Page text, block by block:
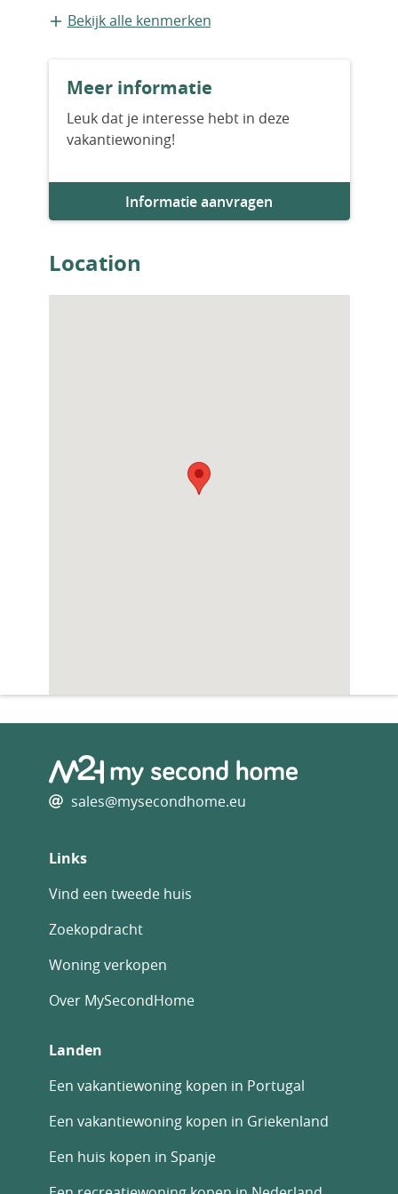
fiscal.
Bestaande bouw
2010
Aantal badkamers
Parkeervoorziening
Bekijk alle kenmerken
Meer informatie
Leuk dat je interesse hebt in deze
vakantiewoning!
Informatie aanvragen
Location
sales@mysecondhome.eu
Links
Vind een tweede huis
Zoekopdracht
Woning verkopen
Over MySecondHome
Landen
Een vakantiewoning kopen in Portugal
Een vakantiewoning kopen in Griekenland
Een huis kopen in Spanje